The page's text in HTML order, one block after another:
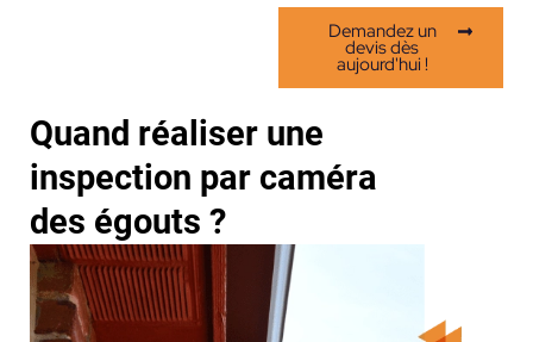
Demandez un
devis dès
aujourd'hui !
Quand réaliser une
inspection par caméra
des égouts ?